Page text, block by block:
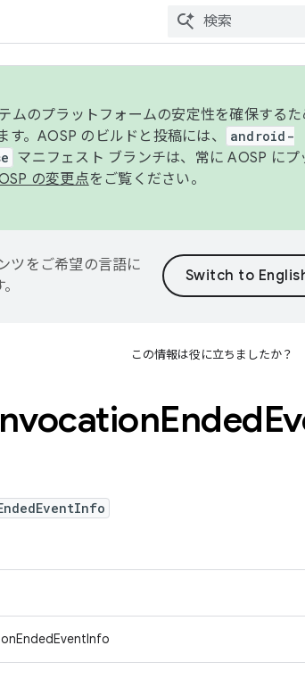
のプラットフォームの安定性を確保するた
。AOSP のビルドと投稿には、
android-
マニフェスト ブランチは、常に AOSP にプ
の変更点をご覧ください。
ツをご希望の言語に
この情報は役に立ちましたか？
Ended